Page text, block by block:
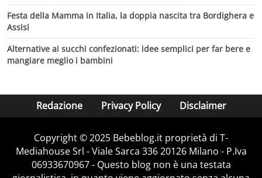
Festa della Mamma in Italia, la doppia nascita tra Bordighera e
Assisi
Alternative ai succhi confezionati: idee semplici per far bere e
mangiare meglio i bambini
Redazione Privacy Policy Disclaimer
Copyright © 2025 Bebeblog.it proprietà di T-
Mediahouse Srl - Viale Sarca 336 20126 Milano - P.Iva
06933670967 - Questo blog non è una testata